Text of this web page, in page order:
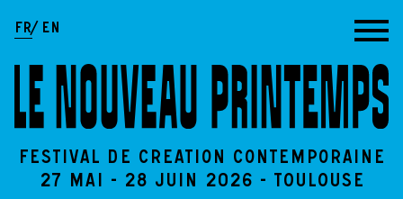
FR EN
Festival de création contemporaine
27 Mai - 28 Juin 2026 - Toulouse